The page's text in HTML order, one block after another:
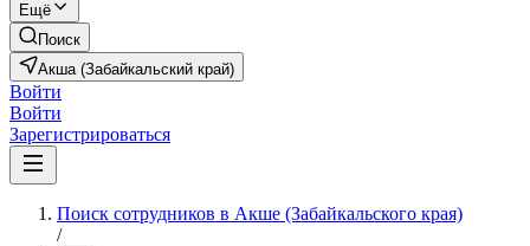
Ещё
Поиск
Акша (Забайкальский край)
Войти
Войти
Зарегистрироваться
Поиск сотрудников в Акше (Забайкальского края)
/